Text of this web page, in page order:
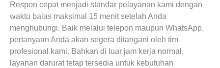
Respon cepat menjadi standar pelayanan kami dengan
waktu balas maksimal 15 menit setelah Anda
menghubungi. Baik melalui telepon maupun WhatsApp,
pertanyaan Anda akan segera ditangani oleh tim
profesional kami. Bahkan di luar jam kerja normal,
layanan darurat tetap tersedia untuk kebutuhan